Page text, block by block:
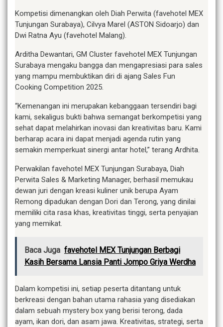
Kompetisi dimenangkan oleh Diah Perwita (favehotel MEX
Tunjungan Surabaya), Cilvya Marel (ASTON Sidoarjo) dan
Dwi Ratna Ayu (favehotel Malang).
Arditha Dewantari, GM Cluster favehotel MEX Tunjungan
Surabaya mengaku bangga dan mengapresiasi para sales
yang mampu membuktikan diri di ajang Sales Fun
Cooking Competition 2025.
“Kemenangan ini merupakan kebanggaan tersendiri bagi
kami, sekaligus bukti bahwa semangat berkompetisi yang
sehat dapat melahirkan inovasi dan kreativitas baru. Kami
berharap acara ini dapat menjadi agenda rutin yang
semakin memperkuat sinergi antar hotel,” terang Ardhita.
Perwakilan favehotel MEX Tunjungan Surabaya, Diah
Perwita Sales & Marketing Manager, berhasil memukau
dewan juri dengan kreasi kuliner unik berupa Ayam
Remong dipadukan dengan Dori dan Terong, yang dinilai
memiliki cita rasa khas, kreativitas tinggi, serta penyajian
yang memikat.
Baca Juga favehotel MEX Tunjungan Berbagi
Kasih Bersama Lansia Panti Jompo Griya Werdha
Dalam kompetisi ini, setiap peserta ditantang untuk
berkreasi dengan bahan utama rahasia yang disediakan
dalam sebuah mystery box yang berisi terong, dada
ayam, ikan dori, dan asam jawa. Kreativitas, strategi, serta